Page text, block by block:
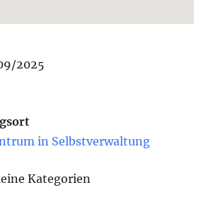
2025
in Selbstverwaltung
Kategorien